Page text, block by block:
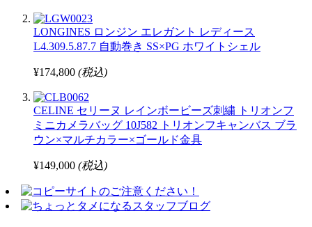
LONGINES ロンジン エレガント レディース
L4.309.5.87.7 自動巻き SS×PG ホワイトシェル
¥174,800 (税込)
CELINE セリーヌ レインボービーズ刺繍 トリオンフ
ミニカメラバッグ 10J582 トリオンフキャンバス ブラ
ウン×マルチカラー×ゴールド金具
¥149,000 (税込)